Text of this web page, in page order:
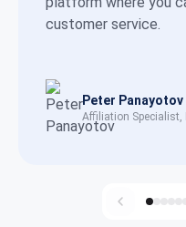
customer service.
Peter Panayotov
Affiliation Specialist,